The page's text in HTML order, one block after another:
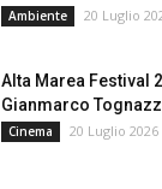
Ambiente 20 Luglio
Alta Marea Festival
Gianmarco
Cinema 20 Luglio 2026